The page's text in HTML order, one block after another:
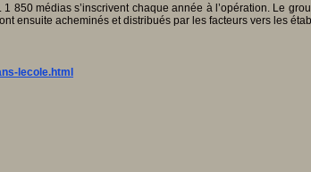
850 médias s’inscrivent chaque année à l’opération. Le
ensuite acheminés et distribués par les facteurs vers les
lecole.html